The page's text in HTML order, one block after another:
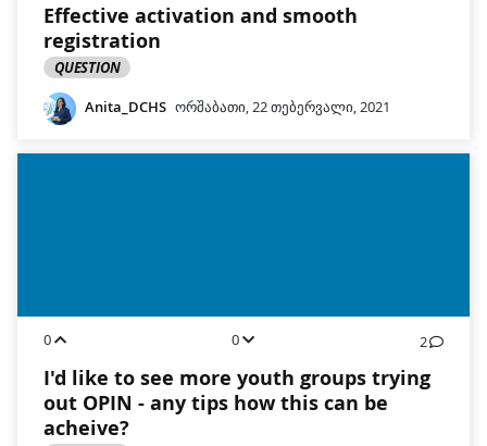
Effective activation and smooth
registration
QUESTION
Anita_DCHS ორშაბათი, 22 თებერვალი, 2021
0 0 2
I'd like to see more youth groups trying
out OPIN - any tips how this can be
acheive?